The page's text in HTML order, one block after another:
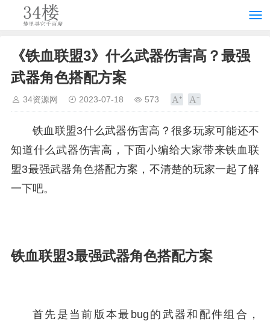
《铁血联盟3》什么武器伤害高？最强
武器角色搭配方案
34资源网 2023-07-18 573
铁血联盟3什么武器伤害高？很多玩家可能还不
知道什么武器伤害高，下面小编给大家带来铁血联
盟3最强武器角色搭配方案，不清楚的玩家一起了解
一下吧。
铁血联盟3最强武器角色搭配方案
首先是当前版本最bug的武器和配件组合，